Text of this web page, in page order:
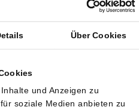
Über Cookies
und Anzeigen zu
soziale Medien anbieten zu
in Richtung
von Glassnode.
sind, extra für Schutz